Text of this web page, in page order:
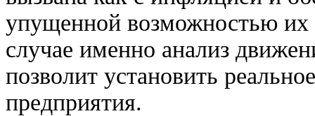
упущенной возможностью
случае именно анализ
позволит установить
предприятия.